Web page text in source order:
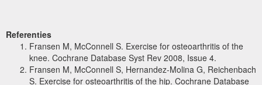
Referenties
Fransen M, McConnell S. Exercise for osteoarthritis of the
knee. Cochrane Database Syst Rev 2008, Issue 4.
Fransen M, McConnell S, Hernandez-Molina G, Reichenbach
S. Exercise for osteoarthritis of the hip. Cochrane Database